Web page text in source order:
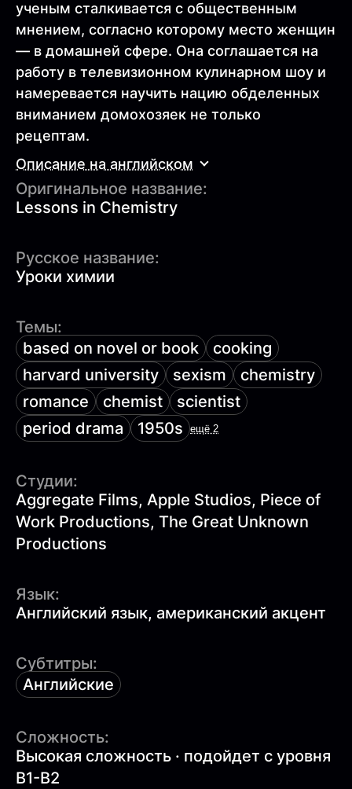
ученым сталкивается с общественным
мнением, согласно которому место женщин
— в домашней сфере. Она соглашается на
работу в телевизионном кулинарном шоу и
намеревается научить нацию обделенных
вниманием домохозяек не только
рецептам.
Описание на английском
Оригинальное название:
Lessons in Chemistry
Русское название:
Уроки химии
Темы:
based on novel or book
cooking
harvard university
sexism
chemistry
romance
chemist
scientist
period drama
1950s ещё 2
Студии:
Aggregate Films, Apple Studios, Piece of
Work Productions, The Great Unknown
Productions
Язык:
Английский язык, американский акцент
Субтитры:
Английские
Сложность:
Высокая сложность · подойдет с уровня
B1-B2